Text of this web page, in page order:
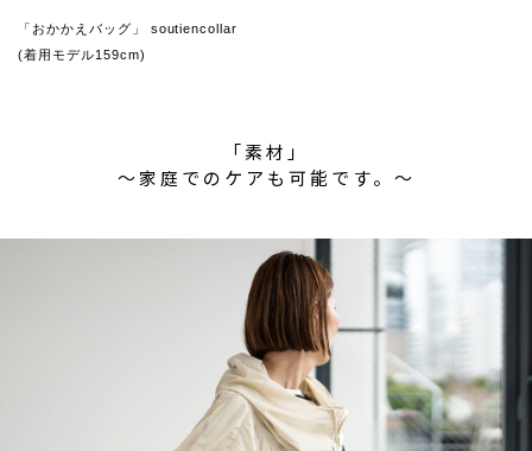
「おかかえバッグ」 soutiencollar
(着用モデル159cm)
「素材」
〜家庭でのケアも可能です。〜